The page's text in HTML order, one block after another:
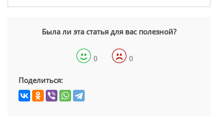
Была ли эта статья для вас полезной?
0 0
Поделиться: